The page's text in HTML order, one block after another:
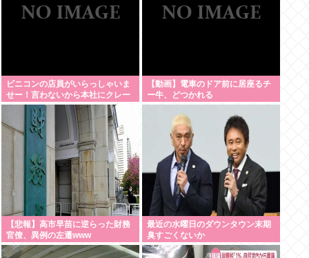
ビニコンの店員がいらっしゃいま
せー！言わないから本社にクレー
ムいれてやりましたよ！www
【動画】電車のドア前に居座るチ
ー牛、どつかれる
【悲報】高市早苗に逆らった財務
官僚、異例の左遷www
最近の水曜日のダウンタウン末期
臭すごくないか